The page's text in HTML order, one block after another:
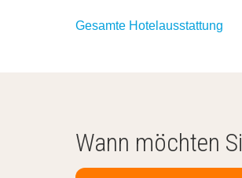
Gesamte Hotelausstattung
Wann möchten